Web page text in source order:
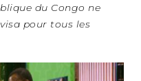
du Congo ne
pour tous les